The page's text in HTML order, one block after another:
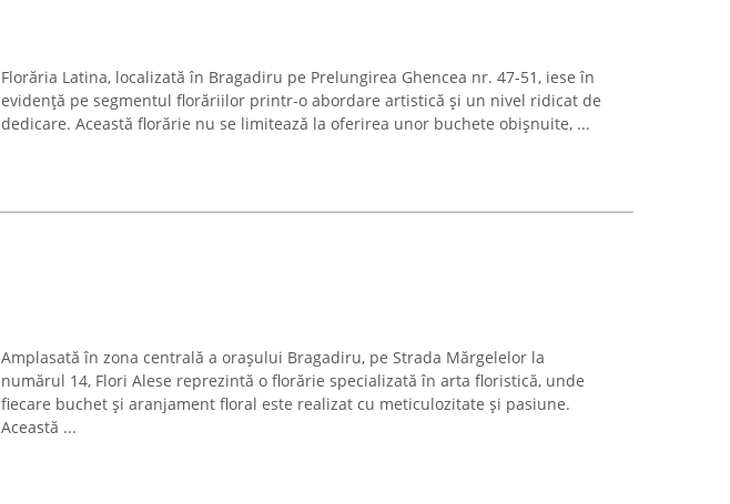
Florăria Latina, localizată în Bragadiru pe Prelungirea Ghencea nr. 47-51, iese în
evidență pe segmentul florăriilor printr-o abordare artistică și un nivel ridicat de
dedicare. Această florărie nu se limitează la oferirea unor buchete obișnuite, ...
Amplasată în zona centrală a orașului Bragadiru, pe Strada Mărgelelor la
numărul 14, Flori Alese reprezintă o florărie specializată în arta floristică, unde
fiecare buchet și aranjament floral este realizat cu meticulozitate și pasiune.
Această ...